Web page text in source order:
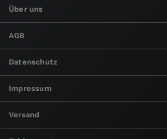
Über uns
AGB
Datenschutz
Impressum
Versand